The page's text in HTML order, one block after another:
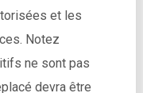
et les
Notez
ne sont pas
devra être